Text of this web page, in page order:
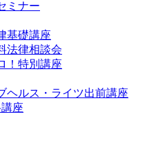
ミナー
基礎講座
法律相談会
！特別講座
ヘルス・ライツ出前講座
座